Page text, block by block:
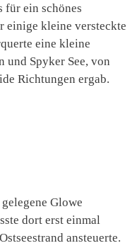
für ein schönes
einige kleine versteckte
eine kleine
und Spyker See, von
Richtungen ergab.
Glowe
dort erst einmal
ansteuerte.